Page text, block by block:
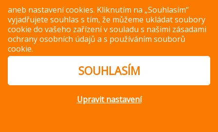
PREVIOUS IMAGE NEXT IMAGE
Magazine WordPress Themesby DesignOrbital
aneb nastavení cookies. Kliknutím na „Souhlasím“
vyjadřujete souhlas s tím, že můžeme ukládat soubory
cookie do vašeho zařízení v souladu s našimi zásadami
ochrany osobních údajů a s používáním souborů
cookie.
SOUHLASÍM
Upravit nastavení